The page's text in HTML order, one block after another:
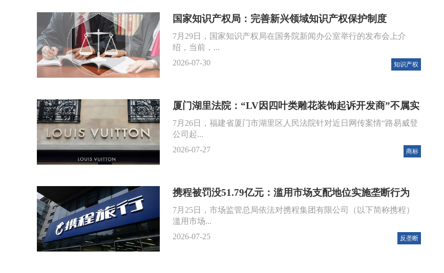
国家知识产权局：完善新兴领域知识产权保护制度
7月29日，国家知识产权局在国务院新闻办公室举行的发布会上介
绍，当前，...
2026-07-30
知识产权
厦门湖里法院：“LV因四叶类雕花装饰起诉开发商”不属实
7月26日，福建省厦门市湖里区人民法院针对近日网传案情“路易威登
公司起...
2026-07-27
商标
携程被罚没51.79亿元：滥用市场支配地位实施垄断行为
7月25日，市场监管总局依法对携程集团有限公司（以下简称携程）
滥用市场...
2026-07-25
反垄断